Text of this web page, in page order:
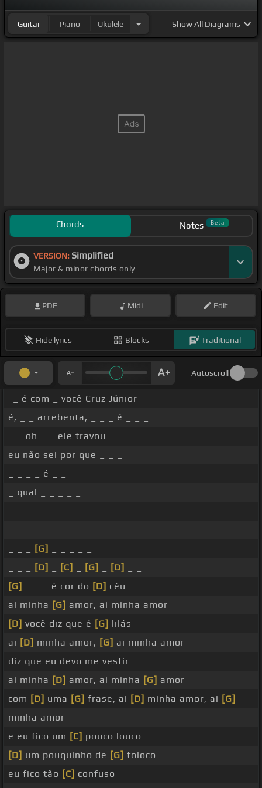
Guitar Piano Ukulele ShowAll Diagrams
Chords Notes Beta
VERSION: Simplified
Major & minor chords only
PDF Midi Edit
Hide lyrics Blocks Traditional
Autoscroll
_ é com _ você Cruz Júnior
é, _ _ arrebenta, _ _ _ é _ _ _
_ _ oh _ _ ele travou
eu não sei por que _ _ _
_ _ _ _ é _ _
_ qual _ _ _ _ _
[G]
[D] [C] [G] [D]
[G]
_ _ _ é cor do [D] céu
ai minha [G] amor, ai minha amor
[D] você diz que é [G] lilás
ai [D] minha amor, [G] ai minha amor
diz que eu devo me vestir
ai minha [D] amor, ai minha [G] amor
com [D] uma [G] frase, ai [D] minha amor, ai [G]
minha amor
e eu fico um [C] pouco louco
[D] um pouquinho de [G] toloco
eu fico tão [C] confuso